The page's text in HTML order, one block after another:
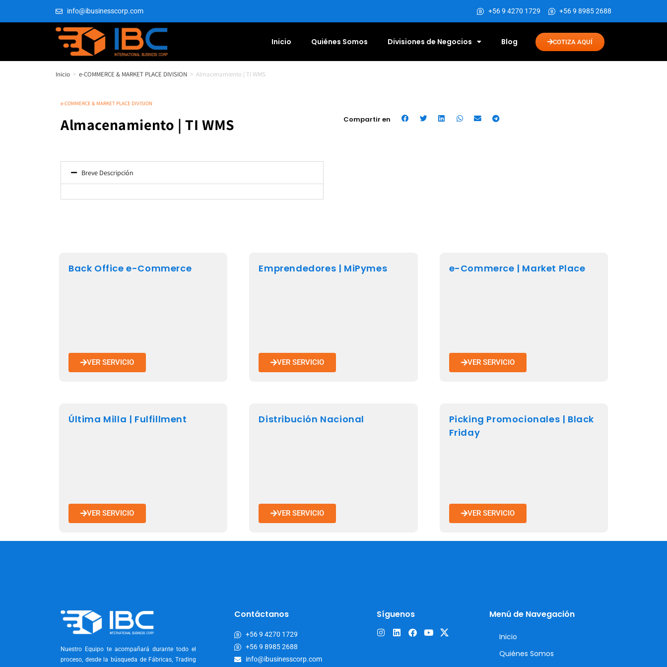
info@ibusinesscorp.com +56 9 4270 1729 +56 9 8985 2688
Inicio Quiénes Somos Divisiones de Negocios Blog COTIZA AQUÍ
Inicio > e-COMMERCE & MARKET PLACE DIVISION > Almacenamiento | TI WMS
e-COMMERCE & MARKET PLACE DIVISION
Almacenamiento | TI WMS
Breve Descripción
Compartir en
Back Office e-Commerce
VER SERVICIO
Emprendedores | MiPymes
VER SERVICIO
e-Commerce | Market Place
VER SERVICIO
Última Milla | Fulfillment
VER SERVICIO
Distribución Nacional
VER SERVICIO
Picking Promocionales | Black
Friday
VER SERVICIO
Nuestro Equipo te acompañará durante todo el
proceso, desde la búsqueda de Fábricas, Trading
Contáctanos
+56 9 4270 1729
+56 9 8985 2688
info@ibusinesscorp.com
Síguenos Menú de Navegación
Inicio
Quiénes Somos